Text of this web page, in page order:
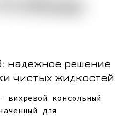
надежное решение
чистых жидкостей
консольный
для